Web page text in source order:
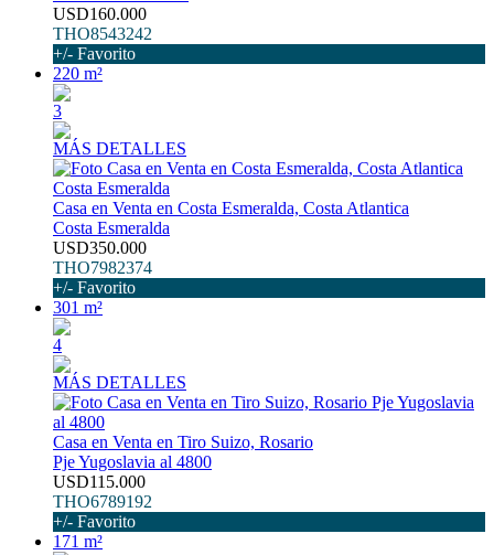
USD160.000
THO8543242
+/- Favorito
220 m²
3
MÁS DETALLES
Casa en Venta en Costa Esmeralda, Costa Atlantica
Costa Esmeralda
USD350.000
THO7982374
+/- Favorito
301 m²
4
MÁS DETALLES
Casa en Venta en Tiro Suizo, Rosario
Pje Yugoslavia al 4800
USD115.000
THO6789192
+/- Favorito
171 m²